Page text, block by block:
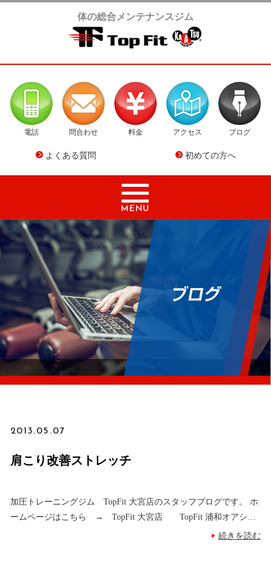
体の総合メンテナンスジム
電話 問合わせ 料金 アクセス ブログ
よくある質問 初めての方へ
MENU
2013.05.07
肩こり改善ストレッチ
加圧トレーニングジム TopFit 大宮店のスタッフブログです。 ホ
ームページはこちら → TopFit 大宮店 TopFit 浦和オアシス
▲ 続きを読む